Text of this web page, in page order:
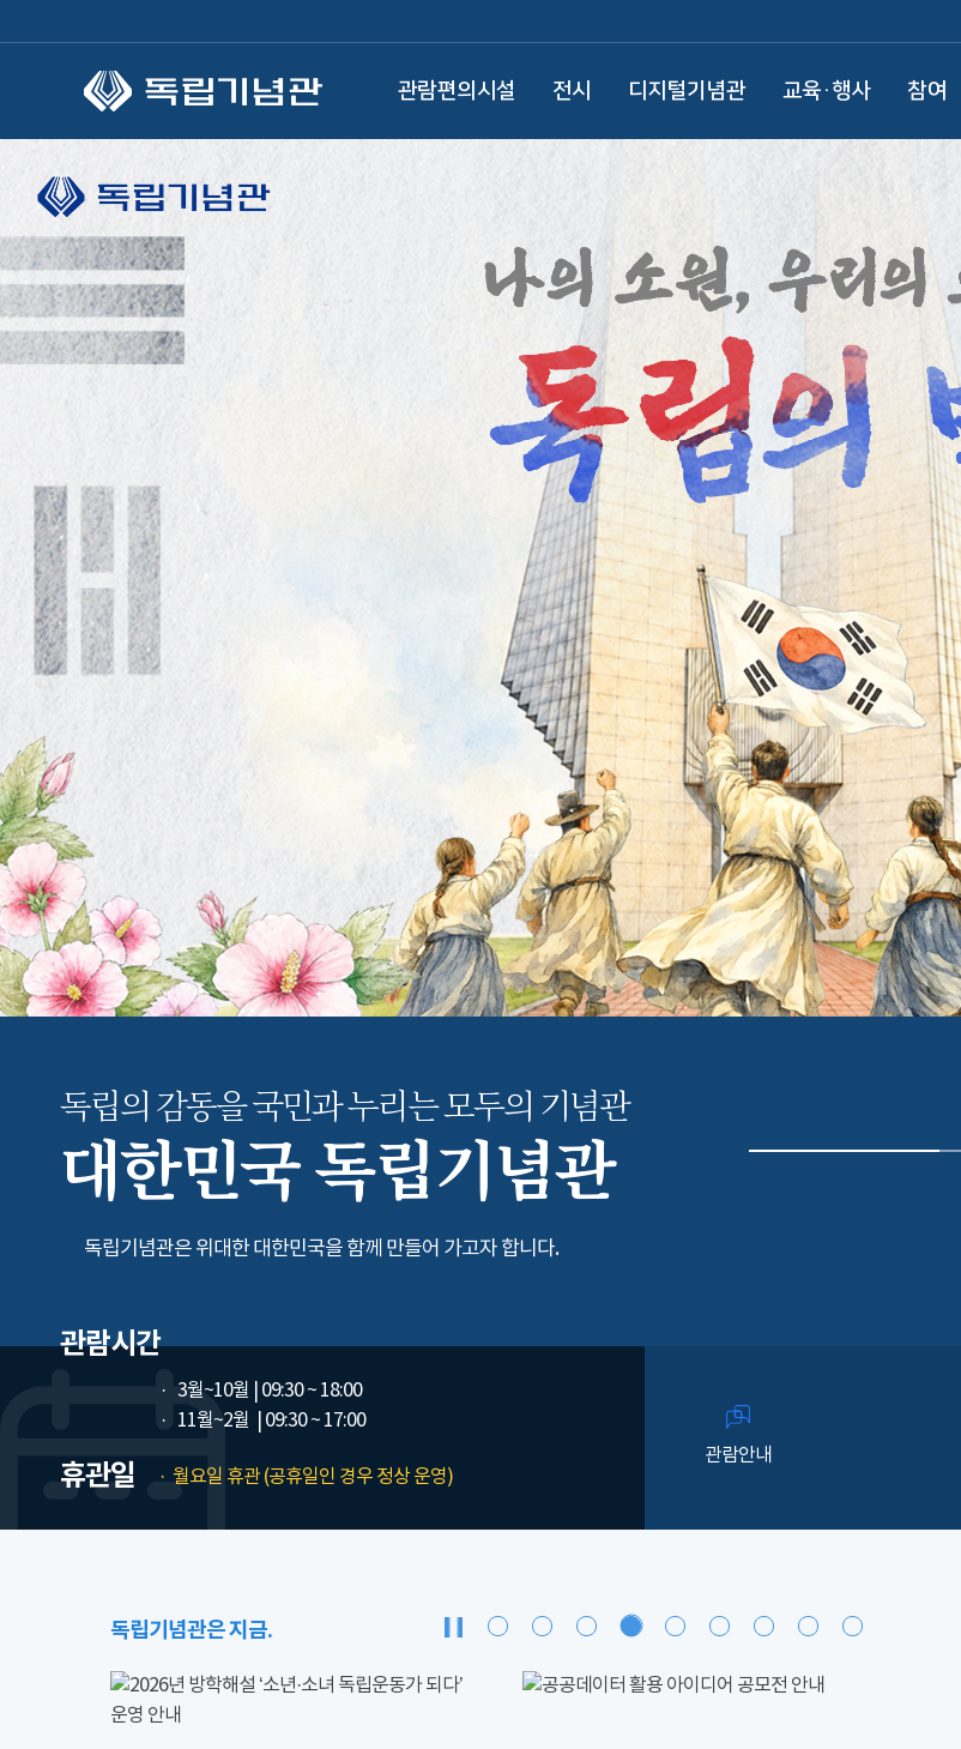
관람편의시설 전시 디지털기념관 교육·행사 참여
독립의 감동을 국민과 누리는모두의 기념관
대한민국 독립기념관
독립기념관은 위대한 대한민국을 함께 만들어 가고자 합니다.
관람시간
3월~10월
| 09:30 ~ 18:00
11월~2월
| 09:30 ~ 17:00
휴관일 월요일 휴관 (공휴일인 경우 정상 운영)
관람안내
독립기념관은 지금.